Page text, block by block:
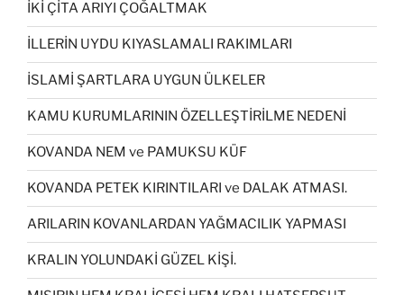
İKİ ÇİTA ARIYI ÇOĞALTMAK
İLLERİN UYDU KIYASLAMALI RAKIMLARI
İSLAMİ ŞARTLARA UYGUN ÜLKELER
KAMU KURUMLARININ ÖZELLEŞTİRİLME NEDENİ
KOVANDA NEM ve PAMUKSU KÜF
KOVANDA PETEK KIRINTILARI ve DALAK ATMASI.
ARILARIN KOVANLARDAN YAĞMACILIK YAPMASI
KRALIN YOLUNDAKİ GÜZEL KİŞİ.